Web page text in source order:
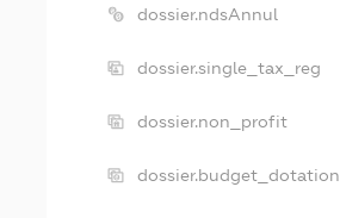
dossier.ndsAnnul
dossier.single_tax_reg
dossier.non_profit
dossier.budget_dotation